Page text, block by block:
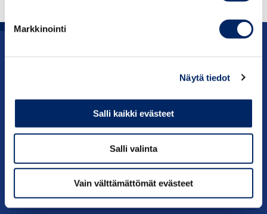
Markkinointi
Näytä tiedot
Salli kaikki evästeet
Salli valinta
Vain välttämättömät evästeet
Uutishuone
Palvelut
Tietoa meistä